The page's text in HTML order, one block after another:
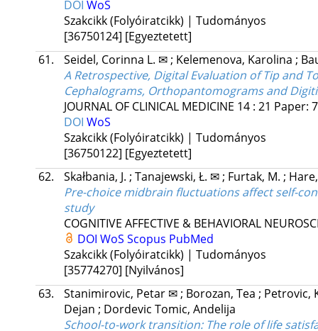
DOI WoS
Szakcikk (Folyóiratcikk) | Tudományos
[36750124] [Egyeztetett]
61.
Seidel, Corinna L. ✉ ; Kelemenova, Karolina ;
A Retrospective, Digital Evaluation of Tip and
Cephalograms, Orthopantomograms and
JOURNAL OF CLINICAL MEDICINE 14: 21 Paper:
DOI WoS
Szakcikk (Folyóiratcikk) | Tudományos
[36750122] [Egyeztetett]
62.
Skałbania, J. ; Tanajewski, Ł. ✉ ; Furtak, M. ;
Pre-choice midbrain fluctuations affect self-
study
COGNITIVE AFFECTIVE & BEHAVIORAL
DOI WoS Scopus PubMed
Szakcikk (Folyóiratcikk) | Tudományos
[35774270] [Nyilvános]
63.
Stanimirovic, Petar ✉ ; Borozan, Tea ; Petrovic,
Dejan ; Dordevic Tomic, Andelija
School-to-work transition: The role of life